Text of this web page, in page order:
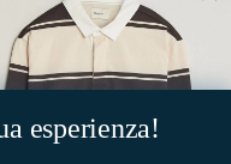
esperienza!